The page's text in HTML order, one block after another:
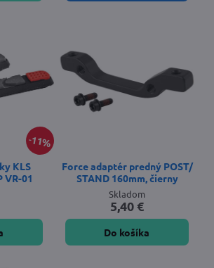
11%
KLS
VR-01
Force adaptér predný POST/
STAND 160mm, čierny
Skladom
5,40 €
Do košíka